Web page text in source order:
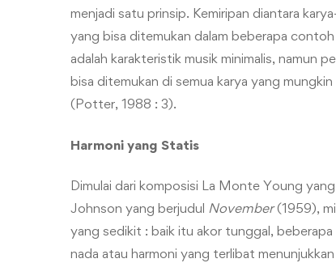
menjadi satu prinsip. Kemiripan diantara
yang bisa ditemukan dalam beberapa
adalah karakteristik musik minimalis, namun
bisa ditemukan di semua karya yang
(Potter, 1988 : 3).
Harmoni yang Statis
Dimulai dari komposisi La Monte Young
Johnson yang berjudul November(1959),
yang sedikit : baik itu akor tunggal,
nada atau harmoni yang terlibat